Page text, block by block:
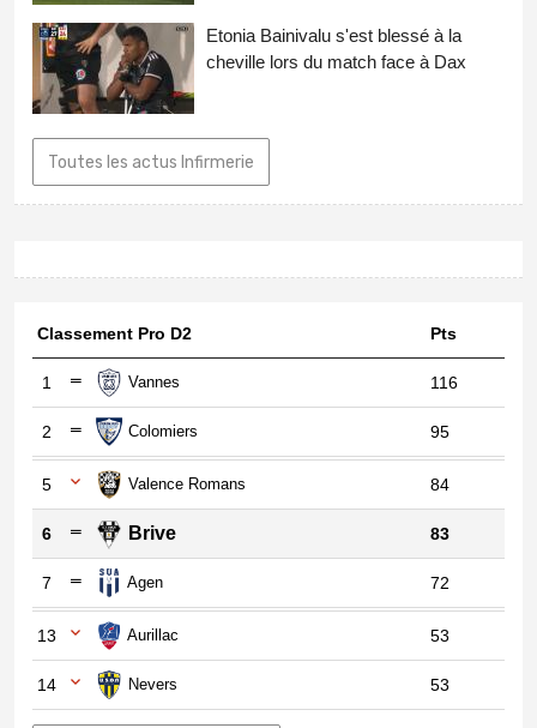
Etonia Bainivalu s'est blessé à la
cheville lors du match face à Dax
Toutes les actus Infirmerie
Classement Pro D2 Pts
1 Vannes 116
2 Colomiers 95
5 Valence Romans 84
6 Brive 83
7 Agen 72
13 Aurillac 53
14 Nevers 53